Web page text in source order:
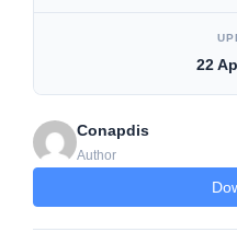
22
Conapdis
Author